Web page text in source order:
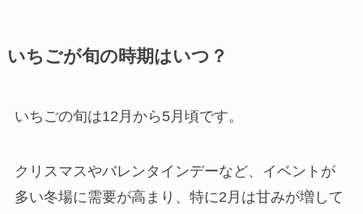
いちごが旬の時期はいつ？
いちごの旬は12月から5月頃です。
クリスマスやバレンタインデーなど、イベントが
多い冬場に需要が高まり、特に2月は甘みが増して